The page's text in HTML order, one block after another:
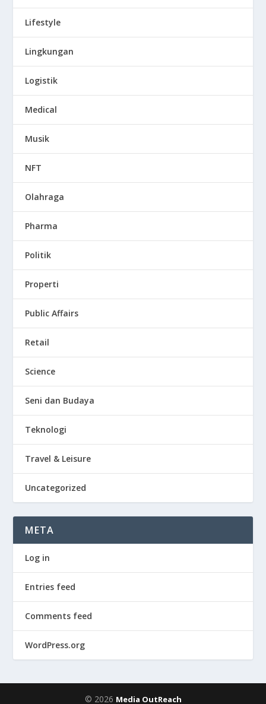
Lifestyle
Lingkungan
Logistik
Medical
Musik
NFT
Olahraga
Pharma
Politik
Properti
Public Affairs
Retail
Science
Seni dan Budaya
Teknologi
Travel & Leisure
Uncategorized
META
Log in
Entries feed
Comments feed
WordPress.org
© 2026 Media OutReach